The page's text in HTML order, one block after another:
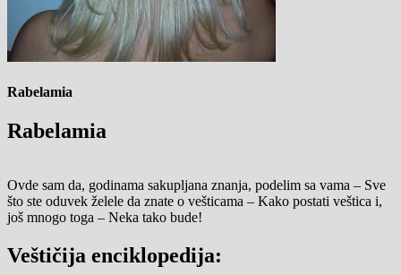
Rabelamia
Rabelamia
Ovde sam da, godinama sakupljana znanja, podelim sa vama – Sve
što ste oduvek želele da znate o vešticama – Kako postati veštica i,
još mnogo toga – Neka tako bude!
Veštičija enciklopedija: